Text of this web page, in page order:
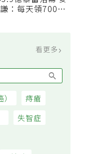
億暴富落幕 麥